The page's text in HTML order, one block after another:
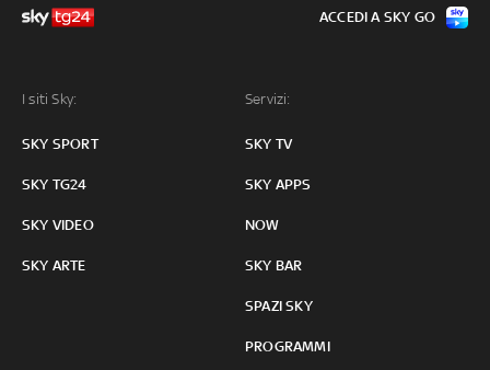
I siti Sky:
SKY SPORT
SKY TG24
SKY VIDEO
SKY ARTE
Servizi:
SKY TV
SKY APPS
NOW
SKY BAR
SPAZI SKY
PROGRAMMI
ACCEDI A SKY GO